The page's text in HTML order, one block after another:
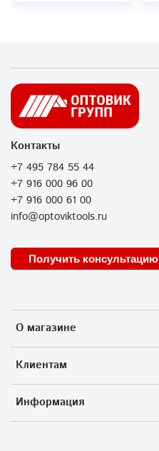
О магазине
Клиентам
Информация
Контакты
+7 495 784 55 44
+7 916 000 96 00
+7 916 000 61 00
info@optoviktools.ru
Получить консультацию